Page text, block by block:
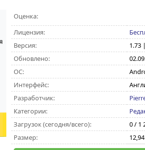
Оценка:
Лицензия:
Версия:
1.73|
Обновлено:
ОС:
Интерфейс:
Разработчик:
Категории:
Загрузок (сегодня/всего):
0 / 1
Размер: